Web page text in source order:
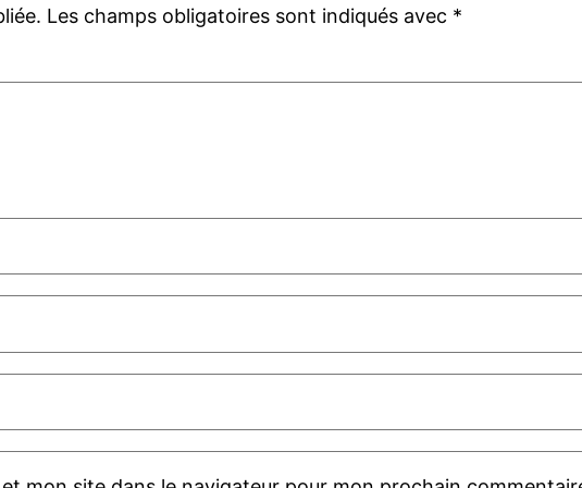
Les champs obligatoires sont indiqués avec *